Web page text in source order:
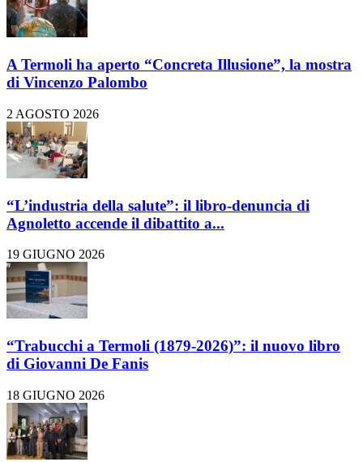
A Termoli ha aperto “Concreta Illusione”, la mostra
di Vincenzo Palombo
2 AGOSTO 2026
“L’industria della salute”: il libro-denuncia di
Agnoletto accende il dibattito a...
19 GIUGNO 2026
“Trabucchi a Termoli (1879-2026)”: il nuovo libro
di Giovanni De Fanis
18 GIUGNO 2026